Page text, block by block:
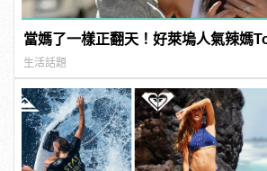
當媽了一樣正翻天！好萊塢人氣辣媽
生活話題